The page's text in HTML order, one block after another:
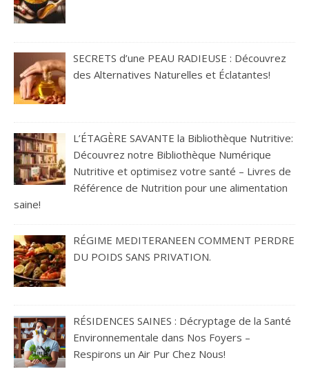
SECRETS d’une PEAU RADIEUSE : Découvrez
des Alternatives Naturelles et Éclatantes!
L’ÉTAGÈRE SAVANTE la Bibliothèque Nutritive:
Découvrez notre Bibliothèque Numérique
Nutritive et optimisez votre santé – Livres de
Référence de Nutrition pour une alimentation
saine!
RÉGIME MEDITERANEEN COMMENT PERDRE
DU POIDS SANS PRIVATION.
RÉSIDENCES SAINES : Décryptage de la Santé
Environnementale dans Nos Foyers –
Respirons un Air Pur Chez Nous!